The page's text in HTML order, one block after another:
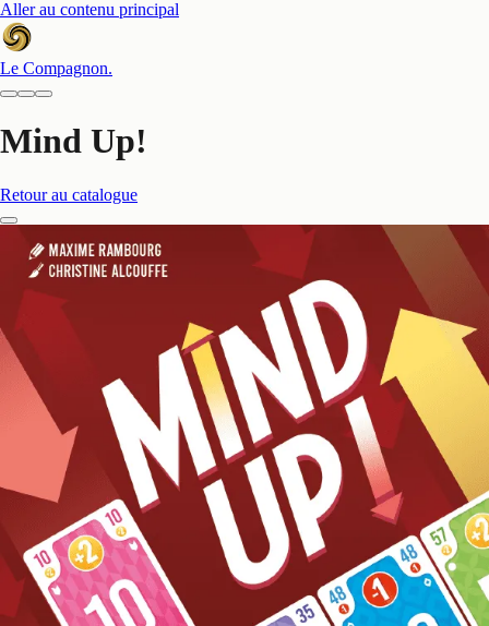
Aller au contenu principal
Le Compagnon.
Mind Up!
Retour au catalogue